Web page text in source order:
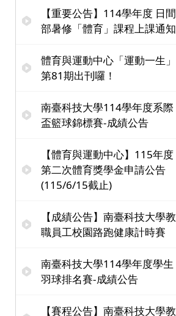
【重要公告】114學年度 日間
部暑修「體育」課程上課通知
體育與運動中心「運動一生」
第81期出刊囉！
南臺科技大學114學年度系際
盃籃球錦標賽-成績公告
【體育與運動中心】115年度
第二次體育獎學金申請公告
(115/6/15截止)
【成績公告】南臺科技大學教
職員工校園路跑健康計時賽
南臺科技大學114學年度學生
羽球排名賽-成績公告
【賽程公告】南臺科技大學教